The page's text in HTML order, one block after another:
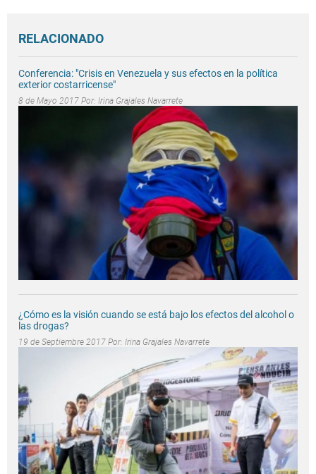
RELACIONADO
Conferencia: "Crisis en Venezuela y sus efectos en la política
exterior costarricense"
8 de Mayo 2017 Por: Irina Grajales Navarrete
¿Cómo es la visión cuando se está bajo los efectos del alcohol o
las drogas?
19 de Septiembre 2017 Por: Irina Grajales Navarrete